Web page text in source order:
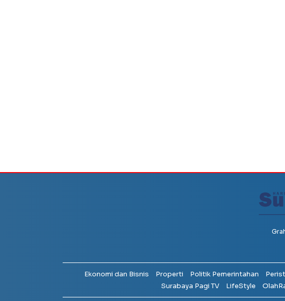
Ekonomi dan Bisnis Properti Politik Pemerintahan
Surabaya Pagi TV
LifeStyle